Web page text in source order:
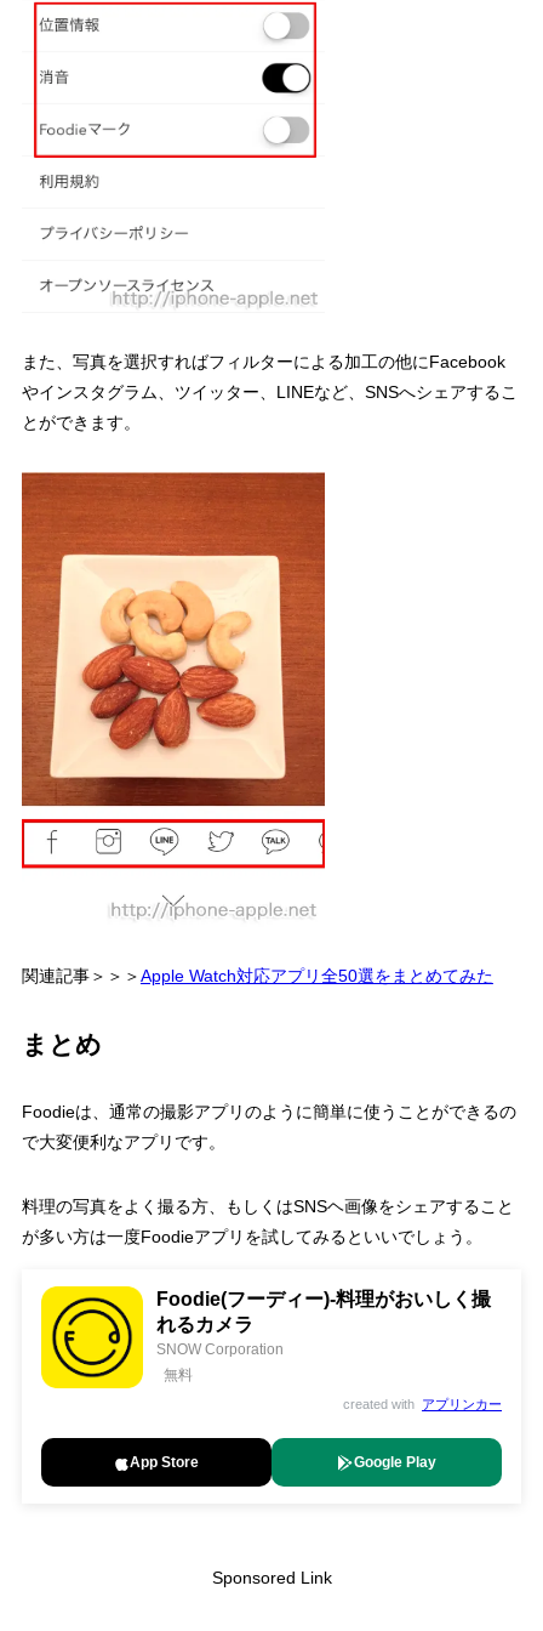
また、写真を選択すればフィルターによる加工の他にFacebook
やインスタグラム、ツイッター、LINEなど、SNSへシェアするこ
とができます。
関連記事＞＞＞Apple Watch対応アプリ全50選をまとめてみた
まとめ
Foodieは、通常の撮影アプリのように簡単に使うことができるの
で大変便利なアプリです。
料理の写真をよく撮る方、もしくはSNSヘ画像をシェアすること
が多い方は一度Foodieアプリを試してみるといいでしょう。
Foodie(フーディー)-料理がおいしく撮
れるカメラ
SNOW Corporation
無料
created with アプリンカー
App Store Google Play
Sponsored Link